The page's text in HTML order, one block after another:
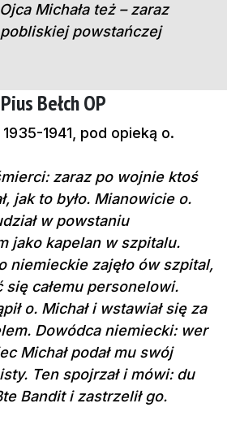
Michała też – zaraz
powstańczej
Bełch OP
1941, pod opieką o.
zaraz po wojnie ktoś
jak to było. Mianowicie o.
w powstaniu
jako kapelan w szpitalu.
niemieckie zajęło ów szpital,
się całemu personelowi.
o. Michał i wstawiał się za
Dowódca niemiecki: wer
Michał podał mu swój
Ten spojrzał i mówi: du
Bandit i zastrzelił go.